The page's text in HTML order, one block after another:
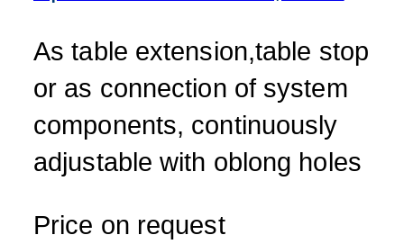
As table extension,table stop
or as connection of system
components, continuously
adjustable with oblong holes
Price on request